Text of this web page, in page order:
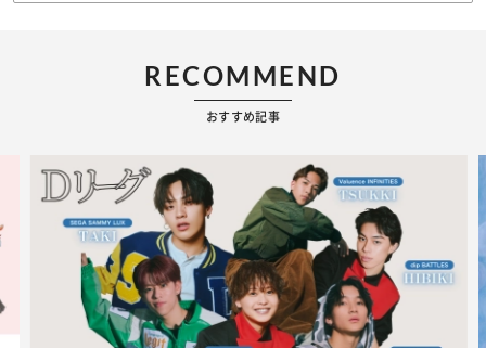
RECOMMEND
おすすめ記事